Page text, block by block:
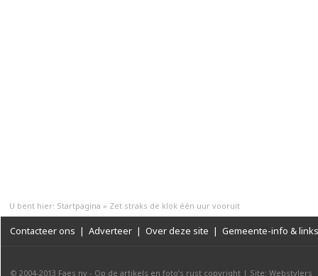
U bent hier: Startpagina » Zet straks de klok één uur vooruit
Contacteer ons | Adverteer | Over deze site | Gemeente-info & links
© 2004-2013 Faes nv - Op de artikels en foto’s rust copyright | Site: Webstylers